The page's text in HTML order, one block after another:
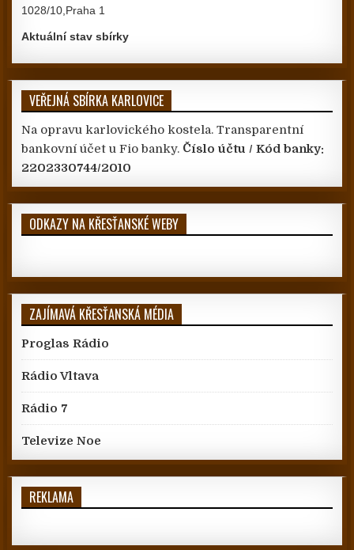
1028/10,Praha 1
Aktuální stav sbírky
VEŘEJNÁ SBÍRKA KARLOVICE
Na opravu karlovického kostela. Transparentní
bankovní účet u Fio banky. Číslo účtu / Kód banky:
2202330744/2010
ODKAZY NA KŘESŤANSKÉ WEBY
ZAJÍMAVÁ KŘESŤANSKÁ MÉDIA
Proglas Rádio
Rádio Vltava
Rádio 7
Televize Noe
REKLAMA